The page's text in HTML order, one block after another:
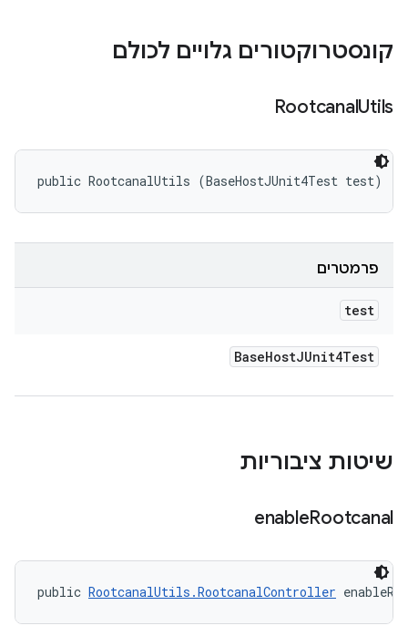
קונסטרוקטורים גלויים לכולם
RootcanalUtils
public RootcanalUtils (BaseHostJUnit4Test test)
פרמטרים
test
BaseHostJUnit4Test
שיטות ציבוריות
enableRootcanal
public RootcanalUtils.RootcanalController